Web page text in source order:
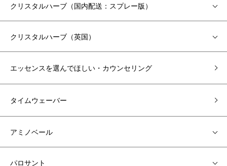
クリスタルハーブ（国内配送：スプレー版）
クリスタルハーブ（英国）
エッセンスを選んでほしい・カウンセリング
タイムウェーバー
アミノベール
パロサント